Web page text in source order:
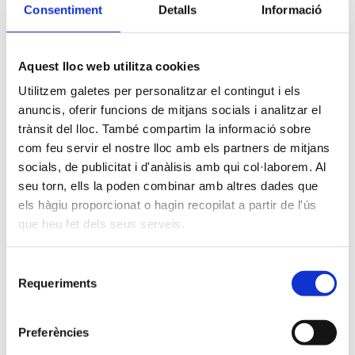
Consentiment Detalls Informació
Aquest lloc web utilitza cookies
Utilitzem galetes per personalitzar el contingut i els
anuncis, oferir funcions de mitjans socials i analitzar el
trànsit del lloc. També compartim la informació sobre
com feu servir el nostre lloc amb els partners de mitjans
socials, de publicitat i d'anàlisis amb qui col·laborem. Al
seu torn, ells la poden combinar amb altres dades que
els hàgiu proporcionat o hagin recopilat a partir de l'ús
que heu fet dels seus serveis.
Requeriments
Preferències
sitio web.
Permiten comprender cómo
el sitio web (estadísticas,
activan únicamente con el
consentimiento del usuario.
(palcam.cat)
4.3 Según el plazo de conservación
Tipo
Descripción
Se eliminan cuando se